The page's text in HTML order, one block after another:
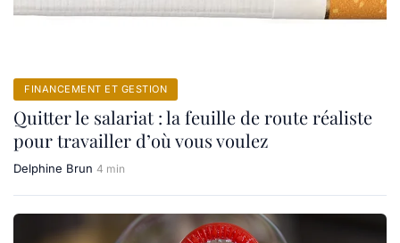
FINANCEMENT ET GESTION
Quitter le salariat : la feuille de route réaliste
pour travailler d’où vous voulez
Delphine Brun 4 min